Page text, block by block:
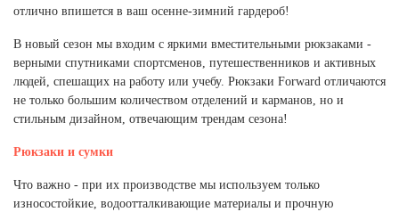
отлично впишется в ваш осенне-зимний гардероб!
В новый сезон мы входим с яркими вместительными рюкзаками -
верными спутниками спортсменов, путешественников и активных
людей, спешащих на работу или учебу. Рюкзаки Forward отличаются
не только большим количеством отделений и карманов, но и
стильным дизайном, отвечающим трендам сезона!
Рюкзаки и сумки
Что важно - при их производстве мы используем только
износостойкие, водоотталкивающие материалы и прочную